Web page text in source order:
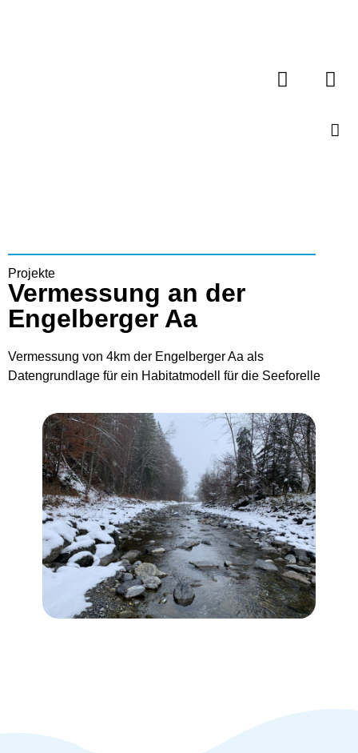
Projekte
Vermessung an der
Engelberger Aa
Vermessung von 4km der Engelberger Aa als
Datengrundlage für ein Habitatmodell für die Seeforelle